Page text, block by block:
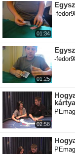
01:34
-
01:25
-
02:58